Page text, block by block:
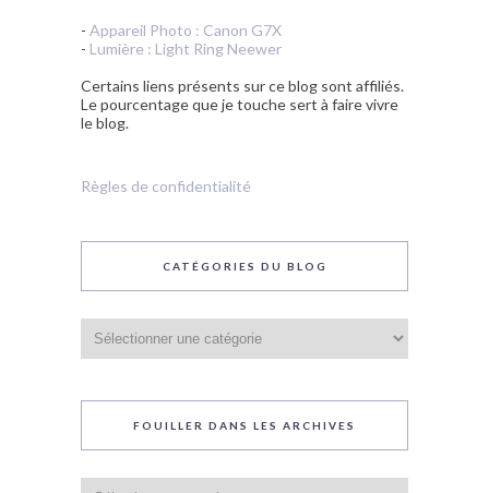
- Appareil Photo : Canon G7X
- Lumière : Light Ring Neewer
Certains liens présents sur ce blog sont affiliés.
Le pourcentage que je touche sert à faire vivre
le blog.
Règles de confidentialité
CATÉGORIES DU BLOG
du
blog
FOUILLER DANS LES ARCHIVES